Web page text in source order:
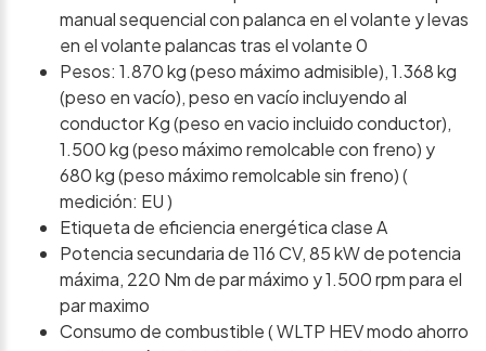
manual sequencial con palanca en el volante y levas
en el volante palancas tras el volante 0
Pesos: 1.870 kg (peso máximo admisible), 1.368 kg
(peso en vacío), peso en vacío incluyendo al
conductor Kg (peso en vacio incluido conductor),
1.500 kg (peso máximo remolcable con freno) y
680 kg (peso máximo remolcable sin freno) (
medición: EU )
Etiqueta de eficiencia energética clase A
Potencia secundaria de 116 CV, 85 kW de potencia
máxima, 220 Nm de par máximo y 1.500 rpm para el
par maximo
Consumo de combustible ( WLTP HEV modo ahorro